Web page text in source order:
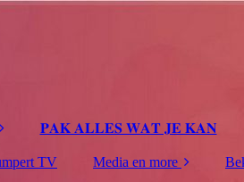
𝐏𝐀𝐊 𝐀𝐋𝐋𝐄𝐒 𝐖𝐀𝐓 𝐉𝐄 𝐊𝐀𝐍
TV Media en more